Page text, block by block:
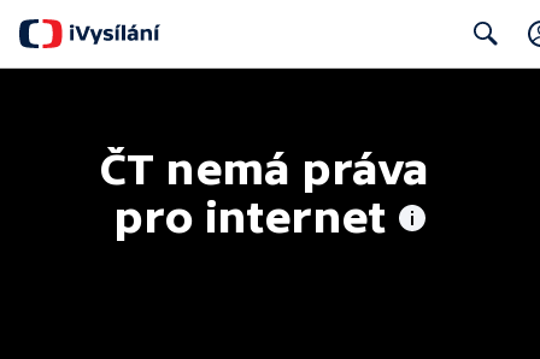
ČT nemá práva
pro internet